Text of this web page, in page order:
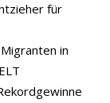
für
in